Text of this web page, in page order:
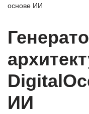
основе ИИ
ИИ